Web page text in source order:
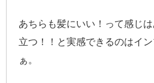
あちらも髪にいい！って感じ
立つ！！と実感できるのはイ
ぁ。